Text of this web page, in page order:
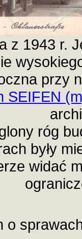
z 1943 r.
przy
SEIFEN
róg
były
widać
o